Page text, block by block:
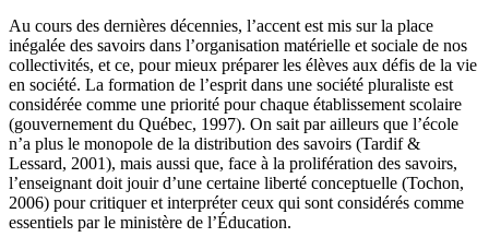
Au cours des dernières décennies, l’accent est mis sur la place
inégalée des savoirs dans l’organisation matérielle et sociale de nos
collectivités, et ce, pour mieux préparer les élèves aux défis de la vie
en société. La formation de l’esprit dans une société pluraliste est
considérée comme une priorité pour chaque établissement scolaire
(gouvernement du Québec, 1997). On sait par ailleurs que l’école
n’a plus le monopole de la distribution des savoirs (Tardif &
Lessard, 2001), mais aussi que, face à la prolifération des savoirs,
l’enseignant doit jouir d’une certaine liberté conceptuelle (Tochon,
2006) pour critiquer et interpréter ceux qui sont considérés comme
essentiels par le ministère de l’Éducation.